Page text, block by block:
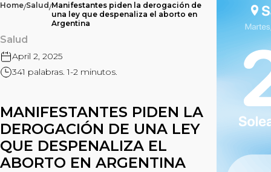
Home/Salud/Manifestantes piden la derogación de
una ley que despenaliza el aborto en
Argentina
Salud
April 2, 2025
341 palabras. 1-2 minutos.
MANIFESTANTES PIDEN LA
DEROGACIÓN DE UNA LEY
QUE DESPENALIZA EL
ABORTO EN ARGENTINA